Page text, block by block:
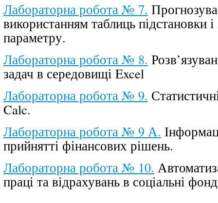
Лабораторна робота № 7.
використанням таблиць підстановки і
параметру.
Лабораторна робота № 8.
задач в середовищі Excel
Лабораторна робота № 9.
Calc.
Лабораторна робота № 9 А.
прийнятті фінансових рішень.
Лабораторна робота № 10.
праці та відрахувань в соціальні